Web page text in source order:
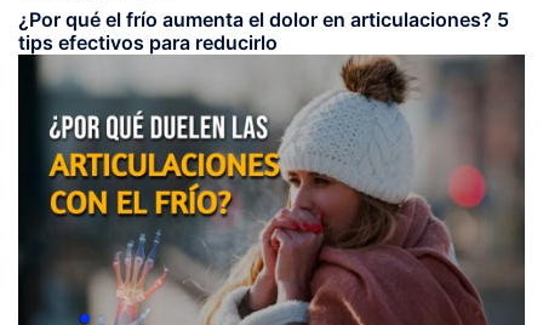
¿Por qué el frío aumenta el dolor en articulaciones? 5
tips efectivos para reducirlo